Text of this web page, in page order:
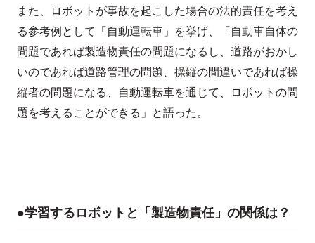
また、ロボットが事故を起こした場合の法的責任を考え
る参考例として「自動運転車」を挙げ、「自動車自体の
問題であれば製造物責任の問題になるし、道路がおかし
いのであれば道路管理の問題、操縦の間違いであれば操
縦者の問題になる、自動運転車を通じて、ロボットの問
題を考えることができる」と語った。
●学習するロボットと「製造物責任」の関係は？